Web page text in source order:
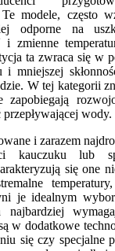
modele, często
odporne na
i zmienne
ta zwraca się w
i mniejszej
W tej kategorii
zapobiegają
wody.
i zarazem
kauczuku lub
się one
je idealnym
w dodatkowe
się czy specjalne